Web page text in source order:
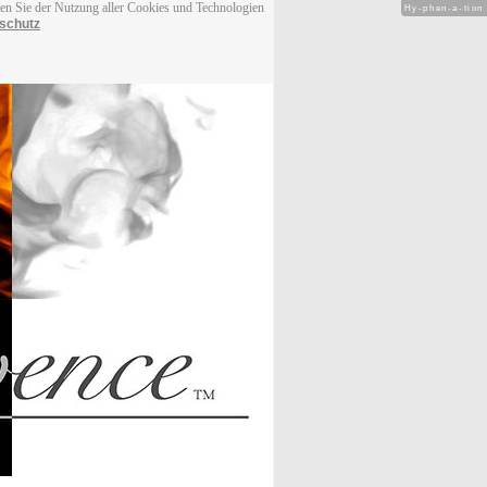
Sie der Nutzung aller Cookies und Technologien
Hy-phen-a-tion